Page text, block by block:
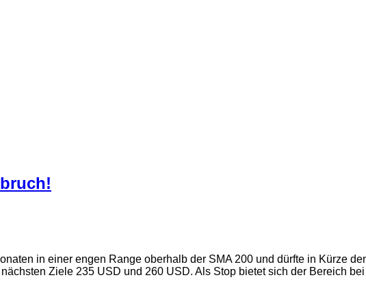
in einer engen Range oberhalb der SMA 200 und dürfte in Kürze
Ziele 235 USD und 260 USD. Als Stop bietet sich der Bereich